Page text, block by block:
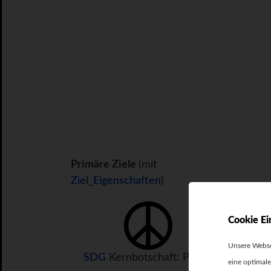
Primäre Ziele (mit
Ziel_Eigenschaften)
SDG Kernbotschaft: Peace
Cookie
Unsere
eine